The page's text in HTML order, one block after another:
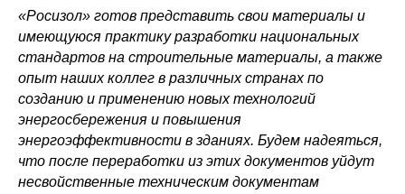
«Росизол» готов представить свои материалы и
имеющуюся практику разработки национальных
стандартов на строительные материалы, а также
опыт наших коллег в различных странах по
созданию и применению новых технологий
энергосбережения и повышения
энергоэффективности в зданиях. Будем надеяться,
что после переработки из этих документов уйдут
несвойственные техническим документам